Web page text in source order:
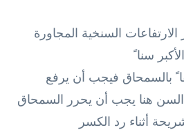
السنخية المجاورة
سنا
بالسمحاق فيجب أن يرفع
السن هنا يجب أن يحرر السمحاق
أثناء رد الكسر